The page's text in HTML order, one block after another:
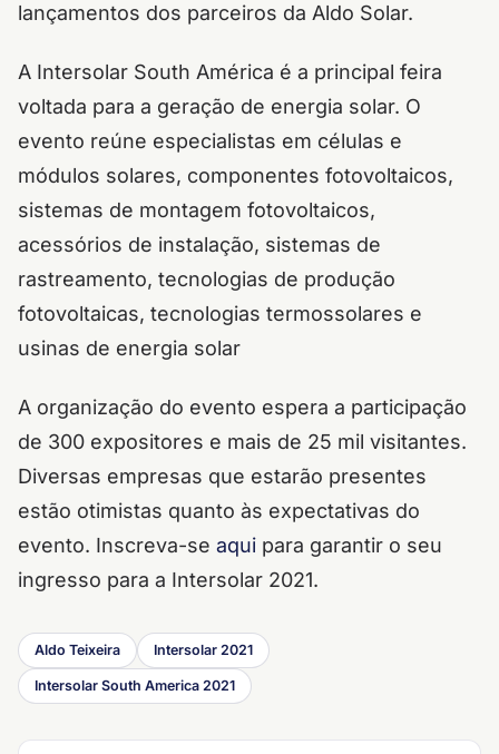
lançamentos dos parceiros da Aldo Solar.
A Intersolar South América é a principal feira
voltada para a geração de energia solar. O
evento reúne especialistas em células e
módulos solares, componentes fotovoltaicos,
sistemas de montagem fotovoltaicos,
acessórios de instalação, sistemas de
rastreamento, tecnologias de produção
fotovoltaicas, tecnologias termossolares e
usinas de energia solar
A organização do evento espera a participação
de 300 expositores e mais de 25 mil visitantes.
Diversas empresas que estarão presentes
estão otimistas quanto às expectativas do
evento. Inscreva-se aqui para garantir o seu
ingresso para a Intersolar 2021.
Aldo Teixeira Intersolar 2021
Intersolar South America 2021